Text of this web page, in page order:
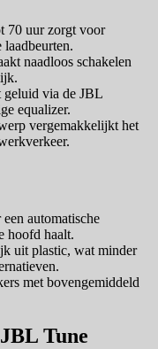
70 uur zorgt voor
naadloos schakelen
geluid via de JBL
equalizer.
vergemakkelijkt het
automatische
hoofd haalt.
uit plastic, wat minder
met bovengemiddeld
Tune